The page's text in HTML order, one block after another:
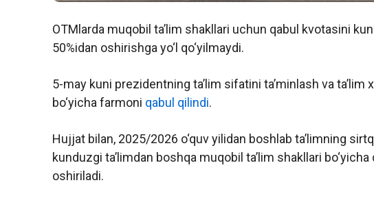
OTMlarda muqobil ta’lim shakllari uchun qabul kvotasini
50%idan oshirishga yo‘l qo‘yilmaydi.
5-may kuni prezidentning ta’lim sifatini ta’minlash va
bo‘yicha farmoni qabul qilindi.
Hujjat bilan, 2025/2026 o‘quv yilidan boshlab ta’limning
kunduzgi ta’limdan boshqa muqobil ta’lim shakllari
oshiriladi.